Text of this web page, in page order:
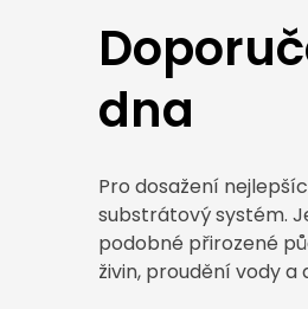
dna
Pro dosažení
substrátový systém.
podobné přirozené
živin, proudění vody